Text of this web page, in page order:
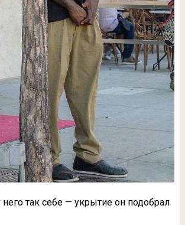
него так себе — укрытие он подобрал